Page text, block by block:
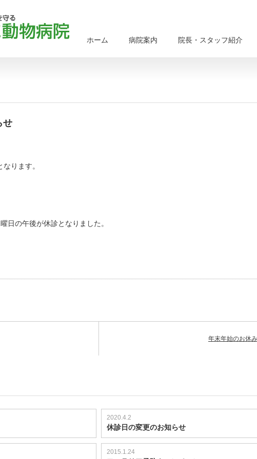
ホーム 病院案内 院長・スタッフ紹介
せ
ります。
日の午後が休診となりました。
年末年始のお休
2020.4.2
休診日の変更のお知らせ
2015.1.24